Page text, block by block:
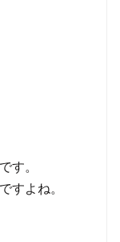
す。
すよね。